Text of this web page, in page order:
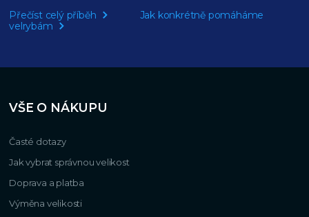
Přečíst celý příběh
Jak konkrétně pomáháme
velrybám
VŠE O NÁKUPU
Časté dotazy
Jak vybrat správnou velikost
Doprava a platba
Výměna velikosti